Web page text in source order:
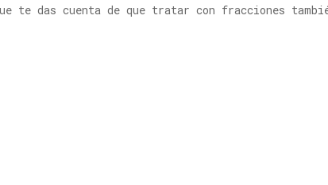
te das cuenta de que tratar con fracciones